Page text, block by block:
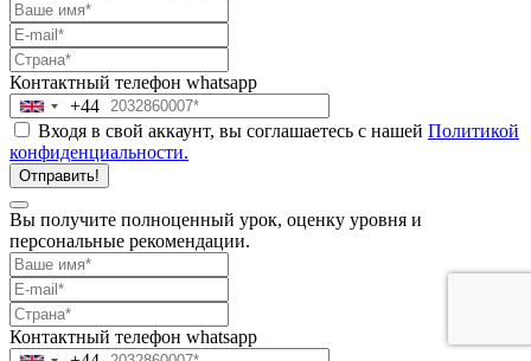
Контактный телефон whatsapp
United
Kingdom
+44
+44
Входя в свой аккаунт, вы соглашаетесь с нашей Политикой
конфиденциальности.
Отправить!
Вы получите полноценный урок, оценку уровня и
персональные рекомендации.
Контактный телефон whatsapp